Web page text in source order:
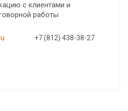
с клиентами и
работы
+7 (812) 438-38-27